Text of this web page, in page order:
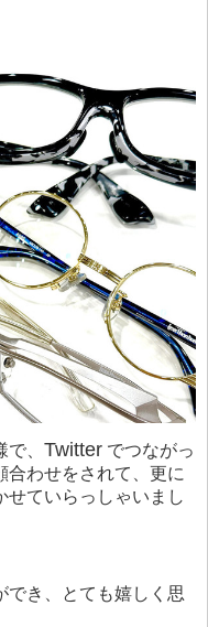
、 Twitter でつながっ
合わせをされて、更に
せていらっしゃいまし
でき、とても嬉しく思